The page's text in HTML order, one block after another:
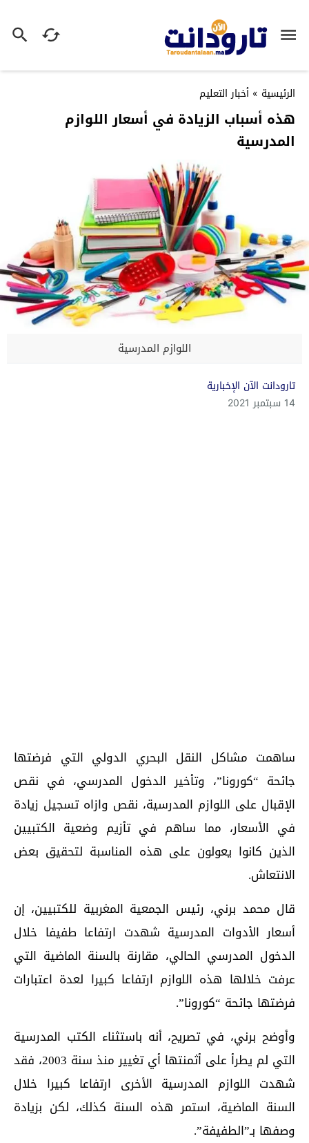
الرئيسية » أخبار التعليم
هذه أسباب الزيادة في أسعار اللوازم
المدرسية
اللوازم المدرسية
تارودانت الآن الإخبارية
14 سبتمبر 2021
ساهمت مشاكل النقل البحري الدولي التي فرضتها
جائحة “كورونا”، وتأخير الدخول المدرسي، في نقص
الإقبال على اللوازم المدرسية، نقص وازاه تسجيل زيادة
في الأسعار، مما ساهم في تأزيم وضعية الكتبيين
الذين كانوا يعولون على هذه المناسبة لتحقيق بعض
الانتعاش.
قال محمد برني، رئيس الجمعية المغربية للكتبيين، إن
أسعار الأدوات المدرسية شهدت ارتفاعا طفيفا خلال
الدخول المدرسي الحالي، مقارنة بالسنة الماضية التي
عرفت خلالها هذه اللوازم ارتفاعا كبيرا لعدة اعتبارات
فرضتها جائحة “كورونا”.
وأوضح برني، في تصريح، أنه باستثناء الكتب المدرسية
التي لم يطرأ على أثمنتها أي تغيير منذ سنة 2003، فقد
شهدت اللوازم المدرسية الأخرى ارتفاعا كبيرا خلال
السنة الماضية، استمر هذه السنة كذلك، لكن بزيادة
وصفها بـ”الطفيفة”.